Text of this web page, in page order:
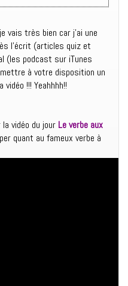
vais très bien car j’ai une
l’écrit (articles quiz et
(les podcast sur iTunes
à votre disposition un
!!! Yeahhhh!!
vidéo du jour Le verbe aux
quant au fameux verbe à